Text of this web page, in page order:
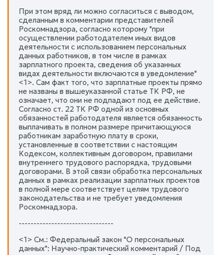
При этом вряд ли можно согласиться с выводом,
сделанным в комментарии представителей
Роскомнадзора, согласно которому "при
осуществлении работодателем иных видов
деятельности с использованием персональных
данных работников, в том числе в рамках
зарплатного проекта, сведения об указанных
видах деятельности включаются в уведомление"
<1>. Сам факт того, что зарплатные проекты прямо
не названы в вышеуказанной статье ТК РФ, не
означает, что они не подпадают под ее действие.
Согласно ст. 22 ТК РФ одной из основных
обязанностей работодателя является обязанность
выплачивать в полном размере причитающуюся
работникам заработную плату в сроки,
установленные в соответствии с настоящим
Кодексом, коллективным договором, правилами
внутреннего трудового распорядка, трудовыми
договорами. В этой связи обработка персональных
данных в рамках реализации зарплатных проектов
в полной мере соответствует целям трудового
законодательства и не требует уведомления
Роскомнадзора.
--------------------------------
<1> См.: Федеральный закон "О персональных
данных": Научно-практический комментарий / Под